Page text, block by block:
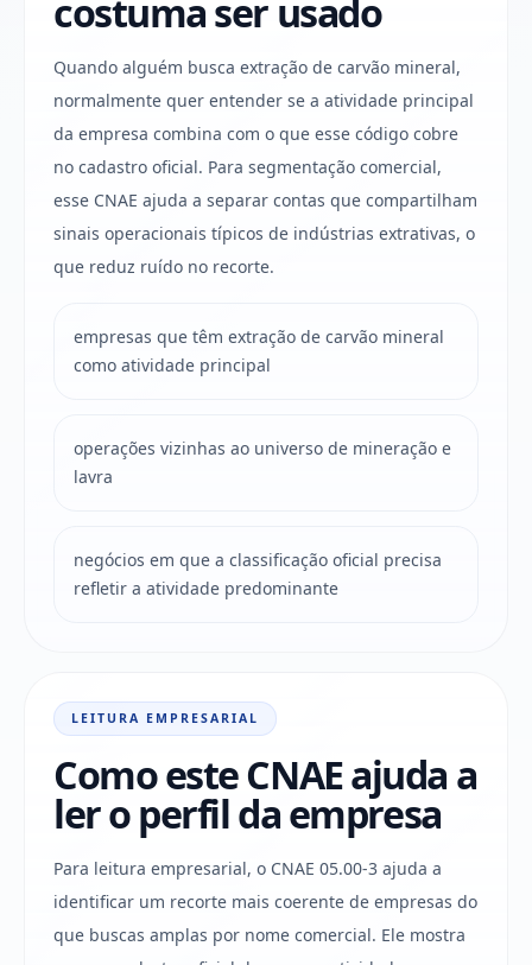
costuma ser usado
Quando alguém busca extração de carvão mineral,
normalmente quer entender se a atividade principal
da empresa combina com o que esse código cobre
no cadastro oficial. Para segmentação comercial,
esse CNAE ajuda a separar contas que compartilham
sinais operacionais típicos de indústrias extrativas, o
que reduz ruído no recorte.
empresas que têm extração de carvão mineral
como atividade principal
operações vizinhas ao universo de mineração e
lavra
negócios em que a classificação oficial precisa
refletir a atividade predominante
LEITURA EMPRESARIAL
Como este CNAE ajuda a
ler o perfil da empresa
Para leitura empresarial, o CNAE 05.00-3 ajuda a
identificar um recorte mais coerente de empresas do
que buscas amplas por nome comercial. Ele mostra